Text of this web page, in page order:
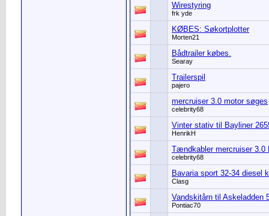
Wirestyring
frk yde
KØBES: Søkortplotter
Morten21
Bådtrailer købes.
Searay
Trailerspil
pajero
mercruiser 3.0 motor søges
celebrity68
Vinter stativ til Bayliner
HenrikH
Tændkabler mercruiser 3.0
celebrity68
Bavaria sport 32-34 diesel
Clasg
Vandskitårn til Askeladden
Pontiac70